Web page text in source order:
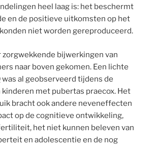
heel laag is: het beschermt
en de positieve uitkomsten op het
niet worden gereproduceerd.
zorgwekkende bijwerkingen van
naar boven gekomen. Een lichte
was al geobserveerd tijdens de
kinderen met pubertas praecox. Het
bracht ook andere neveneffecten
op de cognitieve ontwikkeling,
het niet kunnen beleven van
en adolescentie en de nog